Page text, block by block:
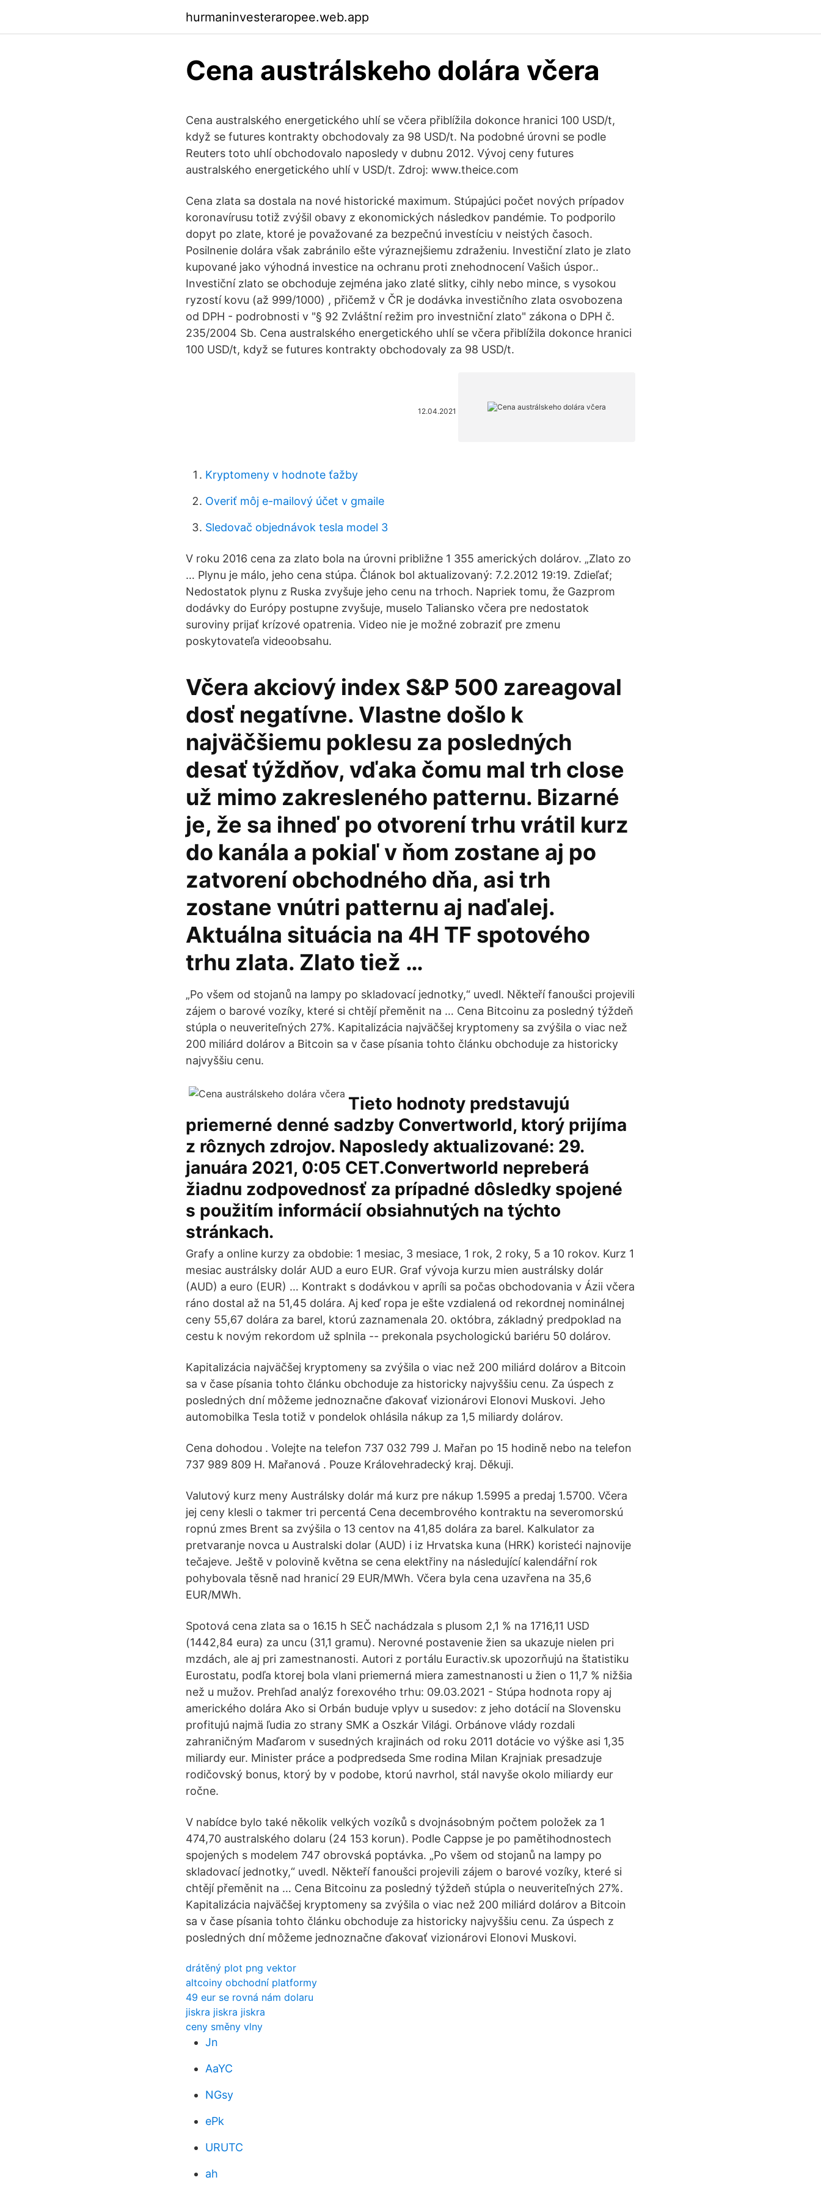
hurmaninvesteraropee.web.app
Cena austrálskeho dolára včera
Cena australského energetického uhlí se včera přiblížila dokonce hranici 100 USD/t,
když se futures kontrakty obchodovaly za 98 USD/t. Na podobné úrovni se podle
Reuters toto uhlí obchodovalo naposledy v dubnu 2012. Vývoj ceny futures
australského energetického uhlí v USD/t. Zdroj: www.theice.com
Cena zlata sa dostala na nové historické maximum. Stúpajúci počet nových prípadov
koronavírusu totiž zvýšil obavy z ekonomických následkov pandémie. To podporilo
dopyt po zlate, ktoré je považované za bezpečnú investíciu v neistých časoch.
Posilnenie dolára však zabránilo ešte výraznejšiemu zdraženiu. Investiční zlato je zlato
kupované jako výhodná investice na ochranu proti znehodnocení Vašich úspor..
Investiční zlato se obchoduje zejména jako zlaté slitky, cihly nebo mince, s vysokou
ryzostí kovu (až 999/1000) , přičemž v ČR je dodávka investičního zlata osvobozena
od DPH - podrobnosti v "§ 92 Zvláštní režim pro investniční zlato" zákona o DPH č.
235/2004 Sb. Cena australského energetického uhlí se včera přiblížila dokonce hranici
100 USD/t, když se futures kontrakty obchodovaly za 98 USD/t.
12.04.2021
Kryptomeny v hodnote ťažby
Overiť môj e-mailový účet v gmaile
Sledovač objednávok tesla model 3
V roku 2016 cena za zlato bola na úrovni približne 1 355 amerických dolárov. „Zlato zo
… Plynu je málo, jeho cena stúpa. Článok bol aktualizovaný: 7.2.2012 19:19. Zdieľať;
Nedostatok plynu z Ruska zvyšuje jeho cenu na trhoch. Napriek tomu, že Gazprom
dodávky do Európy postupne zvyšuje, muselo Taliansko včera pre nedostatok
suroviny prijať krízové opatrenia. Video nie je možné zobraziť pre zmenu
poskytovateľa videoobsahu.
Včera akciový index S&P 500 zareagoval
dosť negatívne. Vlastne došlo k
najväčšiemu poklesu za posledných
desať týždňov, vďaka čomu mal trh close
už mimo zakresleného patternu. Bizarné
je, že sa ihneď po otvorení trhu vrátil kurz
do kanála a pokiaľ v ňom zostane aj po
zatvorení obchodného dňa, asi trh
zostane vnútri patternu aj naďalej.
Aktuálna situácia na 4H TF spotového
trhu zlata. Zlato tiež …
„Po všem od stojanů na lampy po skladovací jednotky,“ uvedl. Někteří fanoušci projevili
zájem o barové vozíky, které si chtějí přeměnit na … Cena Bitcoinu za posledný týždeň
stúpla o neuveriteľných 27%. Kapitalizácia najväčšej kryptomeny sa zvýšila o viac než
200 miliárd dolárov a Bitcoin sa v čase písania tohto článku obchoduje za historicky
najvyššiu cenu.
Tieto hodnoty predstavujú
priemerné denné sadzby Convertworld, ktorý prijíma
z rôznych zdrojov. Naposledy aktualizované: 29.
januára 2021, 0:05 CET.Convertworld nepreberá
žiadnu zodpovednosť za prípadné dôsledky spojené
s použitím informácií obsiahnutých na týchto
stránkach.
Grafy a online kurzy za obdobie: 1 mesiac, 3 mesiace, 1 rok, 2 roky, 5 a 10 rokov. Kurz 1
mesiac austrálsky dolár AUD a euro EUR. Graf vývoja kurzu mien austrálsky dolár
(AUD) a euro (EUR) … Kontrakt s dodávkou v apríli sa počas obchodovania v Ázii včera
ráno dostal až na 51,45 dolára. Aj keď ropa je ešte vzdialená od rekordnej nominálnej
ceny 55,67 dolára za barel, ktorú zaznamenala 20. októbra, základný predpoklad na
cestu k novým rekordom už splnila -- prekonala psychologickú bariéru 50 dolárov.
Kapitalizácia najväčšej kryptomeny sa zvýšila o viac než 200 miliárd dolárov a Bitcoin
sa v čase písania tohto článku obchoduje za historicky najvyššiu cenu. Za úspech z
posledných dní môžeme jednoznačne ďakovať vizionárovi Elonovi Muskovi. Jeho
automobilka Tesla totiž v pondelok ohlásila nákup za 1,5 miliardy dolárov.
Cena dohodou . Volejte na telefon 737 032 799 J. Mařan po 15 hodině nebo na telefon
737 989 809 H. Mařanová . Pouze Královehradecký kraj. Děkuji.
Valutový kurz meny Austrálsky dolár má kurz pre nákup 1.5995 a predaj 1.5700. Včera
jej ceny klesli o takmer tri percentá Cena decembrového kontraktu na severomorskú
ropnú zmes Brent sa zvýšila o 13 centov na 41,85 dolára za barel. Kalkulator za
pretvaranje novca u Australski dolar (AUD) i iz Hrvatska kuna (HRK) koristeći najnovije
tečajeve. Ještě v polovině května se cena elektřiny na následující kalendářní rok
pohybovala těsně nad hranicí 29 EUR/MWh. Včera byla cena uzavřena na 35,6
EUR/MWh.
Spotová cena zlata sa o 16.15 h SEČ nachádzala s plusom 2,1 % na 1716,11 USD
(1442,84 eura) za uncu (31,1 gramu). Nerovné postavenie žien sa ukazuje nielen pri
mzdách, ale aj pri zamestnanosti. Autori z portálu Euractiv.sk upozorňujú na štatistiku
Eurostatu, podľa ktorej bola vlani priemerná miera zamestnanosti u žien o 11,7 % nižšia
než u mužov. Prehľad analýz forexového trhu: 09.03.2021 - Stúpa hodnota ropy aj
amerického dolára Ako si Orbán buduje vplyv u susedov: z jeho dotácií na Slovensku
profitujú najmä ľudia zo strany SMK a Oszkár Világi. Orbánove vlády rozdali
zahraničným Maďarom v susedných krajinách od roku 2011 dotácie vo výške asi 1,35
miliardy eur. Minister práce a podpredseda Sme rodina Milan Krajniak presadzuje
rodičovský bonus, ktorý by v podobe, ktorú navrhol, stál navyše okolo miliardy eur
ročne.
V nabídce bylo také několik velkých vozíků s dvojnásobným počtem položek za 1
474,70 australského dolaru (24 153 korun). Podle Cappse je po pamětihodnostech
spojených s modelem 747 obrovská poptávka. „Po všem od stojanů na lampy po
skladovací jednotky,“ uvedl. Někteří fanoušci projevili zájem o barové vozíky, které si
chtějí přeměnit na … Cena Bitcoinu za posledný týždeň stúpla o neuveriteľných 27%.
Kapitalizácia najväčšej kryptomeny sa zvýšila o viac než 200 miliárd dolárov a Bitcoin
sa v čase písania tohto článku obchoduje za historicky najvyššiu cenu. Za úspech z
posledných dní môžeme jednoznačne ďakovať vizionárovi Elonovi Muskovi.
drátěný plot png vektor
altcoiny obchodní platformy
49 eur se rovná nám dolaru
jiskra jiskra jiskra
ceny směny vlny
Jn
AaYC
NGsy
ePk
URUTC
ah